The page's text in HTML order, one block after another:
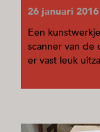
26 januari
Een
scanner van de
er vast leuk